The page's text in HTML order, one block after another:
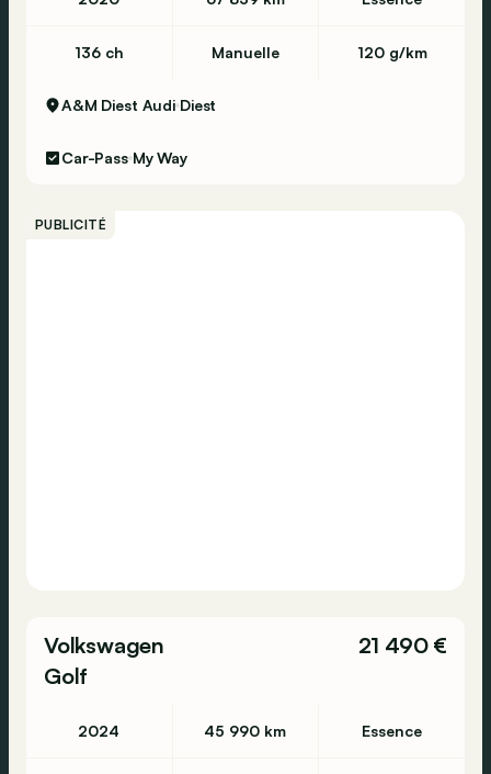
136 ch Manuelle 120 g/km
A&M Diest Audi Diest
Car-Pass My Way
PUBLICITÉ
Volkswagen
Golf
21 490 €
2024 45 990 km Essence